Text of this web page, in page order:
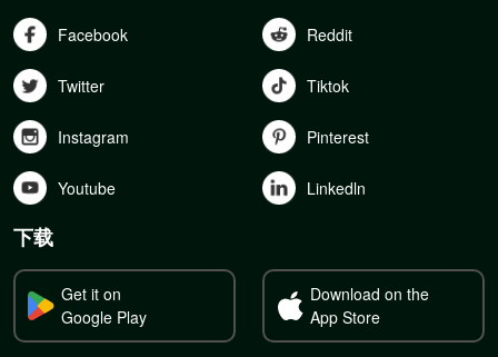
Facebook Reddit
Twitter Tiktok
Instagram Pinterest
Youtube Linkedln
下载
Get it on
Google Play
Download on the
App Store